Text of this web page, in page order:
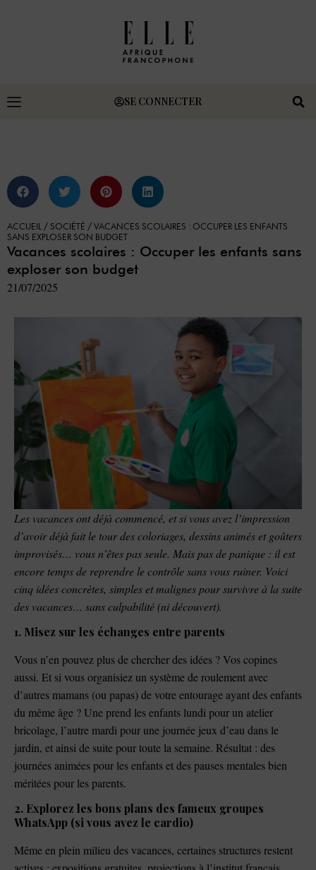
SE CONNECTER
ACCUEIL / SOCIÉTÉ / VACANCES SCOLAIRES : OCCUPER LES ENFANTS
SANS EXPLOSER SON BUDGET
Vacances scolaires : Occuper les enfants sans
exploser son budget
21/07/2025
Les vacances ont déjà commencé, et si vous avez l’impression
d’avoir déjà fait le tour des coloriages, dessins animés et goûters
improvisés… vous n’êtes pas seule. Mais pas de panique : il est
encore temps de reprendre le contrôle sans vous ruiner. Voici
cinq idées concrètes, simples et malignes pour survivre à la suite
des vacances… sans culpabilité (ni découvert).
1. Misez sur les échanges entre parents
Vous n’en pouvez plus de chercher des idées ? Vos copines
aussi. Et si vous organisiez un système de roulement avec
d’autres mamans (ou papas) de votre entourage ayant des enfants
du même âge ? Une prend les enfants lundi pour un atelier
bricolage, l’autre mardi pour une journée jeux d’eau dans le
jardin, et ainsi de suite pour toute la semaine. Résultat : des
journées animées pour les enfants et des pauses mentales bien
méritées pour les parents.
2. Explorez les bons plans des fameux groupes
WhatsApp (si vous avez le cardio)
Même en plein milieu des vacances, certaines structures restent